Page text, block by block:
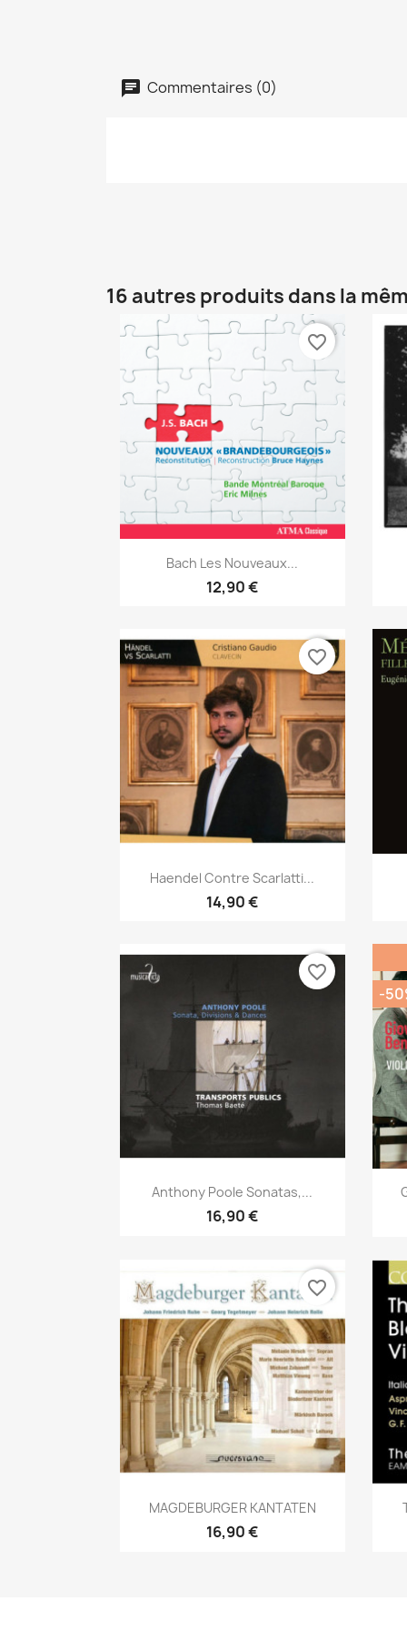
Commentaires (0)
16 autres produits dans la
Aperçu rapide
Bach Les Nouveaux...
12,90 €
favorite_border
Aperçu rapide
Haendel Contre Scarlatti...
14,90 €
favorite_border
Aperçu rapide
Anthony Poole Sonatas,...
16,90 €
favorite_border
-
Aperçu rapide
MAGDEBURGER KANTATEN
16,90 €
favorite_border